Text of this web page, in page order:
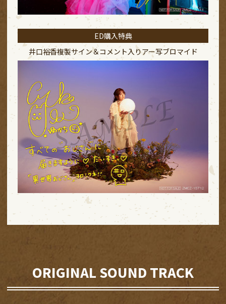
ED購入特典
井口裕香複製サイン＆コメント入りアー写ブロマイド
ORIGINAL SOUND TRACK